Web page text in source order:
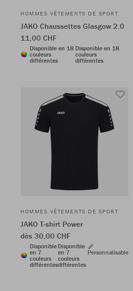
HOMMES VÊTEMENTS DE SPORT
JAKO Chaussettes Glasgow 2.0
11,00 CHF
Disponible en 18
couleurs
différentes
Disponible en 18
couleurs
différentes
HOMMES VÊTEMENTS DE SPORT
JAKO T-shirt Power
dès 30,00 CHF
Disponible
en 7
couleurs
différentes
Disponible
en 7
couleurs
différentes
Personnalisable